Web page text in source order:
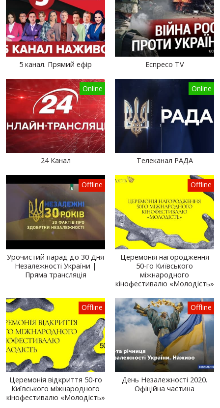
5 канал. Прямий ефір Еспресо TV
Online
24 Канал
Online
Телеканал РАДА
Offline
Урочистий парад до 30 Дня
Незалежності України |
Пряма трансляція
Offline
Церемонія нагородження
50-го Київського
міжнародного
кінофестивалю «Молодість»
Offline
Церемонія відкриття 50-го
Київського міжнародного
кінофестивалю «Молодість»
Offline
День Незалежності 2020.
Офіційна частина